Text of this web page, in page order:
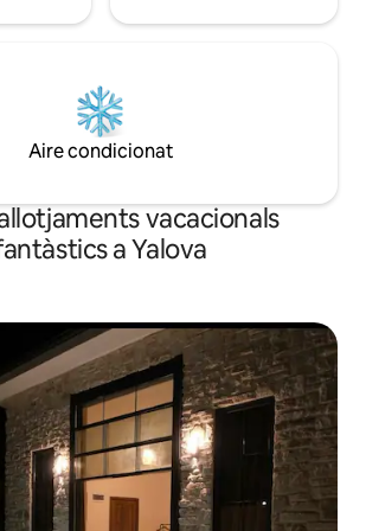
Aire condicionat
vacacionals
a Yalova